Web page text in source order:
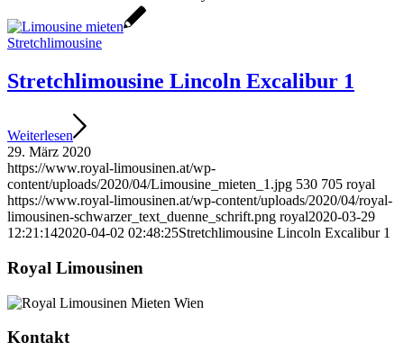
Stretchlimousine
Stretchlimousine Lincoln Excalibur 1
Weiterlesen
29. März 2020
https://www.royal-limousinen.at/wp-
content/uploads/2020/04/Limousine_mieten_1.jpg 530 705 royal
https://www.royal-limousinen.at/wp-content/uploads/2020/04/royal-
limousinen-schwarzer_text_duenne_schrift.png royal2020-03-29
12:21:142020-04-02 02:48:25Stretchlimousine Lincoln Excalibur 1
Royal Limousinen
Kontakt